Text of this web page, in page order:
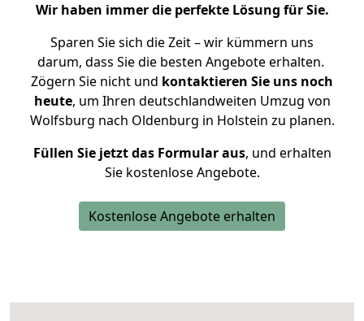
Wir haben immer die perfekte Lösung für Sie.
Sparen Sie sich die Zeit – wir kümmern uns
darum, dass Sie die besten Angebote erhalten.
Zögern Sie nicht und kontaktieren Sie uns noch
heute, um Ihren deutschlandweiten Umzug von
Wolfsburg nach Oldenburg in Holstein zu planen.
Füllen Sie jetzt das Formular aus, und erhalten
Sie kostenlose Angebote.
Kostenlose Angebote erhalten